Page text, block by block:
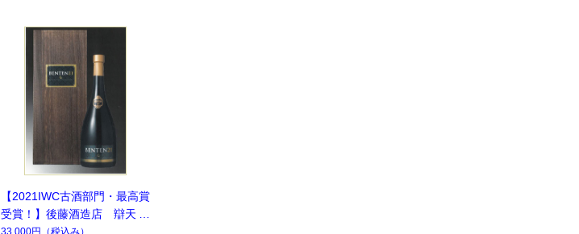
【2021IWC古酒部門・最高賞
受賞！】後藤酒造店 辯天
33,000円 （税込み）